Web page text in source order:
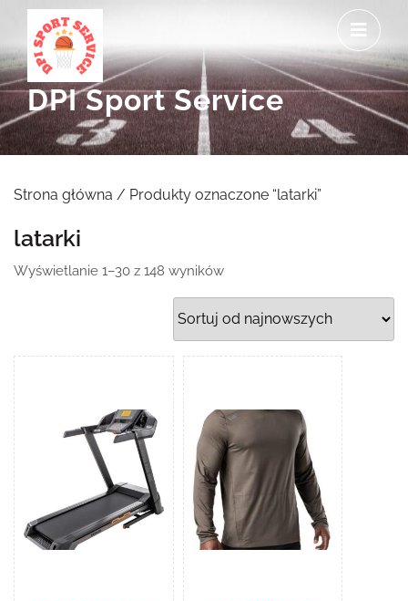
content
DPI Sport Service
Strona główna / Produkty oznaczone “latarki”
latarki
Wyświetlanie 1–30 z 148 wynikówPosortowane
według
najnowszych